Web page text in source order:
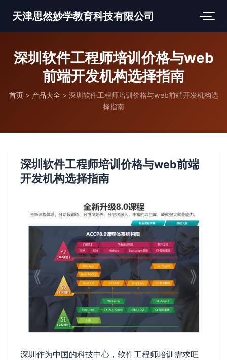
天津思然妙学教育科技有限公司
深圳软件工程师培训价格与web
前端开发机构选择指南
首页 > 产品大全 > 深圳软件工程师培训价格与web前端开发机构选
择指南
深圳软件工程师培训价格与web前端
开发机构选择指南
深圳作为中国的科技中心，软件工程师培训需求旺